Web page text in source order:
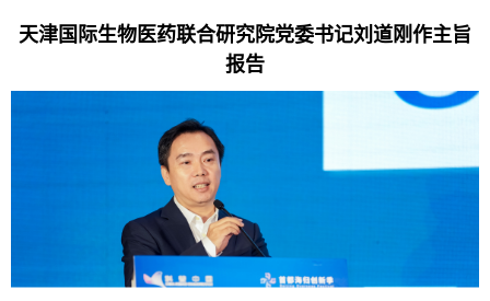
天津国际生物医药联合研究院党委书记刘道刚作主旨
报告